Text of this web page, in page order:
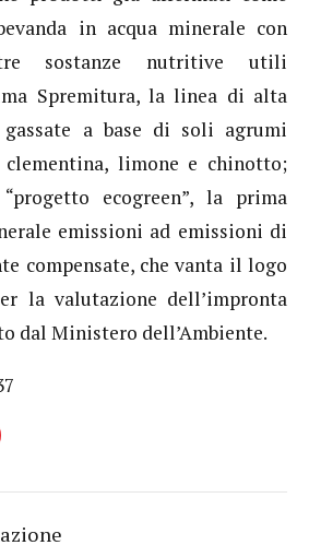
in acqua minerale con
sostanze nutritive utili
Spremitura, la linea di alta
a base di soli agrumi
limone e chinotto;
ecogreen”, la prima
emissioni ad emissioni di
compensate, che vanta il logo
la valutazione dell’impronta
dal Ministero dell’Ambiente.